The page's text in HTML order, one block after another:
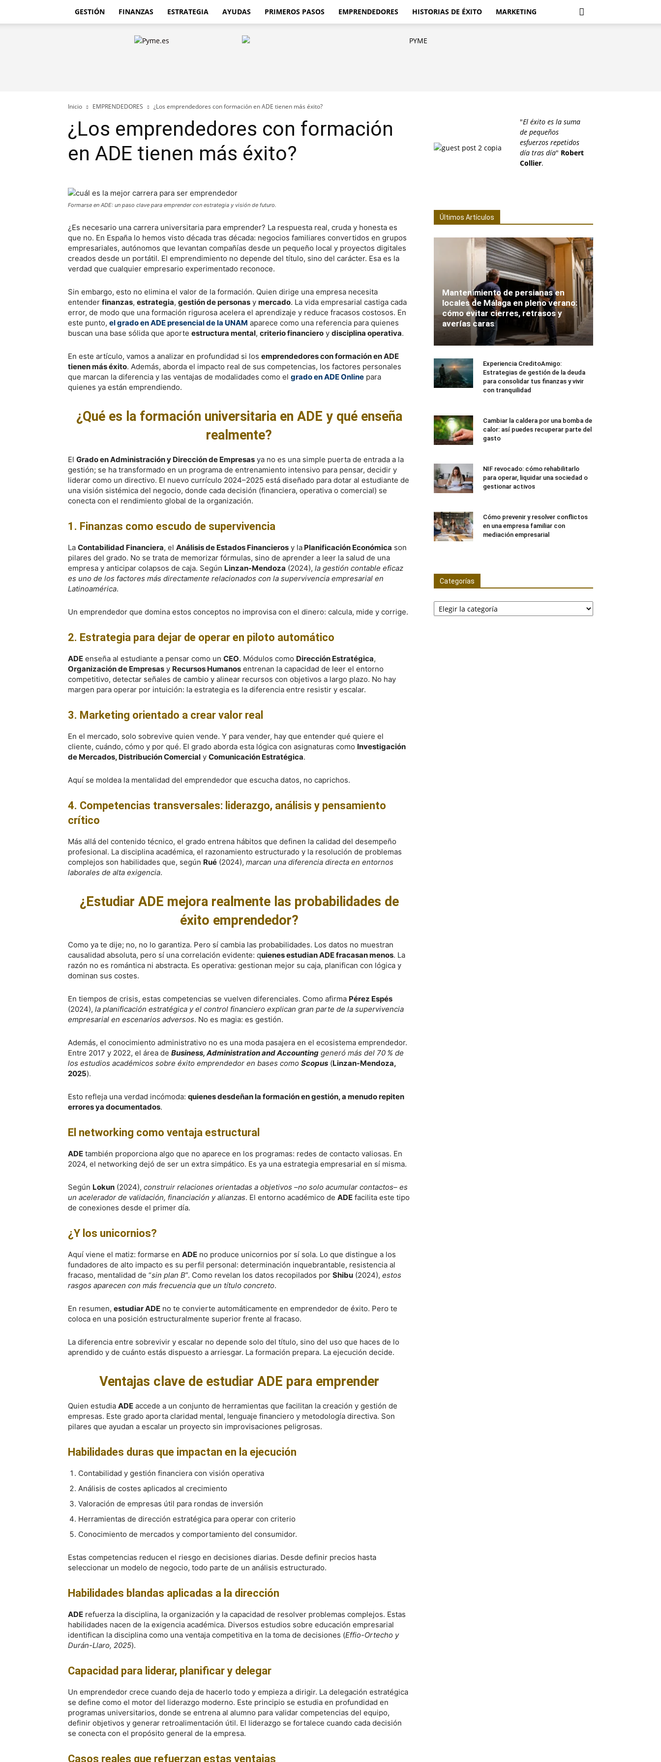
GESTIÓN FINANZAS ESTRATEGIA AYUDAS PRIMEROS PASOS EMPRENDEDORES HISTORIAS DE ÉXITO MARKETING
Inicio EMPRENDEDORES ¿Los emprendedores con formación en ADE tienen más éxito?
¿Los emprendedores con formación
en ADE tienen más éxito?
Formarse en ADE: un paso clave para emprender con estrategia y visión de futuro.
¿Es necesario una carrera universitaria para emprender? La respuesta real, cruda y honesta es
que no. En España lo hemos visto década tras década: negocios familiares convertidos en grupos
empresariales, autónomos que levantan compañías desde un pequeño local y proyectos digitales
creados desde un portátil. El emprendimiento no depende del título, sino del carácter. Esa es la
verdad que cualquier empresario experimentado reconoce.
Sin embargo, esto no elimina el valor de la formación. Quien dirige una empresa necesita
entender finanzas, estrategia, gestión de personas y mercado. La vida empresarial castiga cada
error, de modo que una formación rigurosa acelera el aprendizaje y reduce fracasos costosos. En
este punto, el grado en ADE presencial de la UNAM aparece como una referencia para quienes
buscan una base sólida que aporte estructura mental, criterio financiero y disciplina operativa.
En este artículo, vamos a analizar en profundidad si los emprendedores con formación en ADE
tienen más éxito. Además, aborda el impacto real de sus competencias, los factores personales
que marcan la diferencia y las ventajas de modalidades como el grado en ADE Online para
quienes ya están emprendiendo.
¿Qué es la formación universitaria en ADE y qué enseña
realmente?
El Grado en Administración y Dirección de Empresas ya no es una simple puerta de entrada a la
gestión; se ha transformado en un programa de entrenamiento intensivo para pensar, decidir y
liderar como un directivo. El nuevo currículo 2024–2025 está diseñado para dotar al estudiante de
una visión sistémica del negocio, donde cada decisión (financiera, operativa o comercial) se
conecta con el rendimiento global de la organización.
1. Finanzas como escudo de supervivencia
La Contabilidad Financiera, el Análisis de Estados Financieros y la Planificación Económica son
pilares del grado. No se trata de memorizar fórmulas, sino de aprender a leer la salud de una
empresa y anticipar colapsos de caja. Según Linzan-Mendoza (2024), la gestión contable eficaz
es uno de los factores más directamente relacionados con la supervivencia empresarial en
Latinoamérica.
Un emprendedor que domina estos conceptos no improvisa con el dinero: calcula, mide y corrige.
2. Estrategia para dejar de operar en piloto automático
ADE enseña al estudiante a pensar como un CEO. Módulos como Dirección Estratégica,
Organización de Empresas y Recursos Humanos entrenan la capacidad de leer el entorno
competitivo, detectar señales de cambio y alinear recursos con objetivos a largo plazo. No hay
margen para operar por intuición: la estrategia es la diferencia entre resistir y escalar.
3. Marketing orientado a crear valor real
En el mercado, solo sobrevive quien vende. Y para vender, hay que entender qué quiere el
cliente, cuándo, cómo y por qué. El grado aborda esta lógica con asignaturas como Investigación
de Mercados, Distribución Comercial y Comunicación Estratégica.
Aquí se moldea la mentalidad del emprendedor que escucha datos, no caprichos.
4. Competencias transversales: liderazgo, análisis y pensamiento
crítico
Más allá del contenido técnico, el grado entrena hábitos que definen la calidad del desempeño
profesional. La disciplina académica, el razonamiento estructurado y la resolución de problemas
complejos son habilidades que, según Rué (2024), marcan una diferencia directa en entornos
laborales de alta exigencia.
¿Estudiar ADE mejora realmente las probabilidades de
éxito emprendedor?
Como ya te dije; no, no lo garantiza. Pero sí cambia las probabilidades. Los datos no muestran
causalidad absoluta, pero sí una correlación evidente: quienes estudian ADE fracasan menos. La
razón no es romántica ni abstracta. Es operativa: gestionan mejor su caja, planifican con lógica y
dominan sus costes.
En tiempos de crisis, estas competencias se vuelven diferenciales. Como afirma Pérez Espés
(2024), la planificación estratégica y el control financiero explican gran parte de la supervivencia
empresarial en escenarios adversos. No es magia: es gestión.
Además, el conocimiento administrativo no es una moda pasajera en el ecosistema emprendedor.
Entre 2017 y 2022, el área de Business, Administration and Accounting generó más del 70 % de
los estudios académicos sobre éxito emprendedor en bases como Scopus (Linzan-Mendoza,
2025).
Esto refleja una verdad incómoda: quienes desdeñan la formación en gestión, a menudo repiten
errores ya documentados.
El networking como ventaja estructural
ADE también proporciona algo que no aparece en los programas: redes de contacto valiosas. En
2024, el networking dejó de ser un extra simpático. Es ya una estrategia empresarial en sí misma.
Según Lokun (2024), construir relaciones orientadas a objetivos –no solo acumular contactos– es
un acelerador de validación, financiación y alianzas. El entorno académico de ADE facilita este tipo
de conexiones desde el primer día.
¿Y los unicornios?
Aquí viene el matiz: formarse en ADE no produce unicornios por sí sola. Lo que distingue a los
fundadores de alto impacto es su perfil personal: determinación inquebrantable, resistencia al
fracaso, mentalidad de “sin plan B”. Como revelan los datos recopilados por Shibu (2024), estos
rasgos aparecen con más frecuencia que un título concreto.
En resumen, estudiar ADE no te convierte automáticamente en emprendedor de éxito. Pero te
coloca en una posición estructuralmente superior frente al fracaso.
La diferencia entre sobrevivir y escalar no depende solo del título, sino del uso que haces de lo
aprendido y de cuánto estás dispuesto a arriesgar. La formación prepara. La ejecución decide.
Ventajas clave de estudiar ADE para emprender
Quien estudia ADE accede a un conjunto de herramientas que facilitan la creación y gestión de
empresas. Este grado aporta claridad mental, lenguaje financiero y metodología directiva. Son
pilares que ayudan a escalar un proyecto sin improvisaciones peligrosas.
Habilidades duras que impactan en la ejecución
Contabilidad y gestión financiera con visión operativa
Análisis de costes aplicados al crecimiento
Valoración de empresas útil para rondas de inversión
Herramientas de dirección estratégica para operar con criterio
Conocimiento de mercados y comportamiento del consumidor.
Estas competencias reducen el riesgo en decisiones diarias. Desde definir precios hasta
seleccionar un modelo de negocio, todo parte de un análisis estructurado.
Habilidades blandas aplicadas a la dirección
ADE refuerza la disciplina, la organización y la capacidad de resolver problemas complejos. Estas
habilidades nacen de la exigencia académica. Diversos estudios sobre educación empresarial
identifican la disciplina como una ventaja competitiva en la toma de decisiones (Effio-Ortecho y
Durán-Llaro, 2025).
Capacidad para liderar, planificar y delegar
Un emprendedor crece cuando deja de hacerlo todo y empieza a dirigir. La delegación estratégica
se define como el motor del liderazgo moderno. Este principio se estudia en profundidad en
programas universitarios, donde se entrena al alumno para validar competencias del equipo,
definir objetivos y generar retroalimentación útil. El liderazgo se fortalece cuando cada decisión
se conecta con el propósito general de la empresa.
Casos reales que refuerzan estas ventajas
"El éxito es la suma
de pequeños
esfuerzos repetidos
día tras día" Robert
Collier.
Últimos Artículos
Mantenimiento de persianas en
locales de Málaga en pleno verano:
cómo evitar cierres, retrasos y
averías caras
Experiencia CreditoAmigo:
Estrategias de gestión de la deuda
para consolidar tus finanzas y vivir
con tranquilidad
Cambiar la caldera por una bomba de
calor: así puedes recuperar parte del
gasto
NIF revocado: cómo rehabilitarlo
para operar, liquidar una sociedad o
gestionar activos
Cómo prevenir y resolver conflictos
en una empresa familiar con
mediación empresarial
Categorías
Categorías